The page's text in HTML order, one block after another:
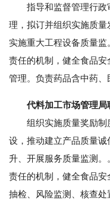
指导和监督管理行政
理，拟订并组织实施质
实施重大工程设备质量
责任的机制，健全食品
管理。负责药品含中药、
代料加工市场管理局
组织实施质量奖励制
设，推动建立产品质量
升、开展服务质量监测
责任的机制，健全食品
抽检、风险监测、核查处